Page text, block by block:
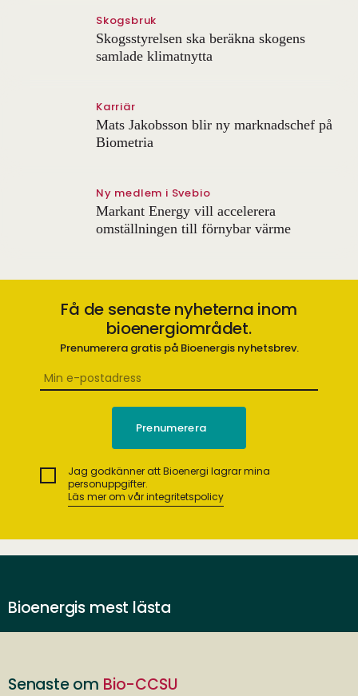
Skogsbruk
Skogsstyrelsen ska beräkna skogens
samlade klimatnytta
Karriär
Mats Jakobsson blir ny marknadschef på
Biometria
Ny medlem i Svebio
Markant Energy vill accelerera
omställningen till förnybar värme
Få de senaste nyheterna inom
bioenergiområdet.
Prenumerera gratis på Bioenergis nyhetsbrev.
Jag godkänner att Bioenergi lagrar mina
personuppgifter.
Läs mer om vår integritetspolicy
Bioenergis mest lästa
Senaste om Bio-CCSU